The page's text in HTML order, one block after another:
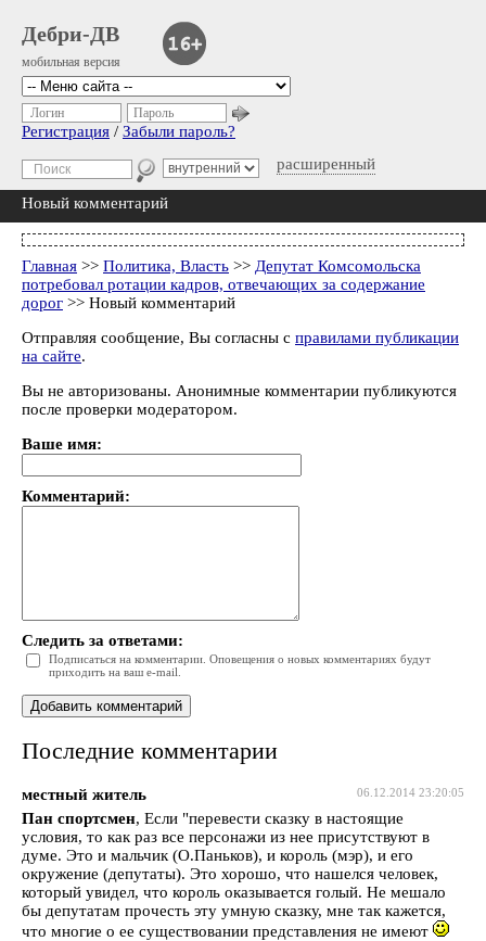
Дебри-ДВ
мобильная версия
расширенный
Логин Пароль
Регистрация / Забыли пароль?
Новый комментарий
Главная >> Политика, Власть >> Депутат Комсомольска
потребовал ротации кадров, отвечающих за содержание
дорог >> Новый комментарий
Отправляя сообщение, Вы согласны с правилами публикации
на сайте.
Вы не авторизованы. Анонимные комментарии публикуются
после проверки модератором.
Ваше имя:
Комментарий:
Следить за ответами:
Подписаться на комментарии. Оповещения о новых комментариях будут
приходить на ваш e-mail.
Последние комментарии
06.12.2014 23:20:05
местный житель
Пан спортсмен, Если "перевести сказку в настоящие
условия, то как раз все персонажи из нее присутствуют в
думе. Это и мальчик (О.Паньков), и король (мэр), и его
окружение (депутаты). Это хорошо, что нашелся человек,
который увидел, что король оказывается голый. Не мешало
бы депутатам прочесть эту умную сказку, мне так кажется,
что многие о ее существовании представления не имеют